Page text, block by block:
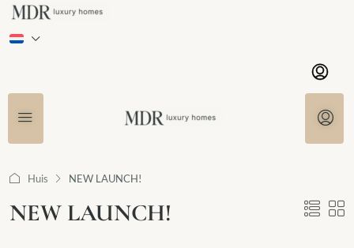
Huis NEW LAUNCH!
NEW LAUNCH!